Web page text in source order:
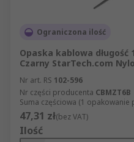
Ograniczona ilość
Opaska kablowa długość
Czarny StarTech.com
Nr art. RS 102-596
Nr części producenta CBMZT6B
Suma częściowa (1 opakowanie
47,31 zł(bez VAT)
Ilość